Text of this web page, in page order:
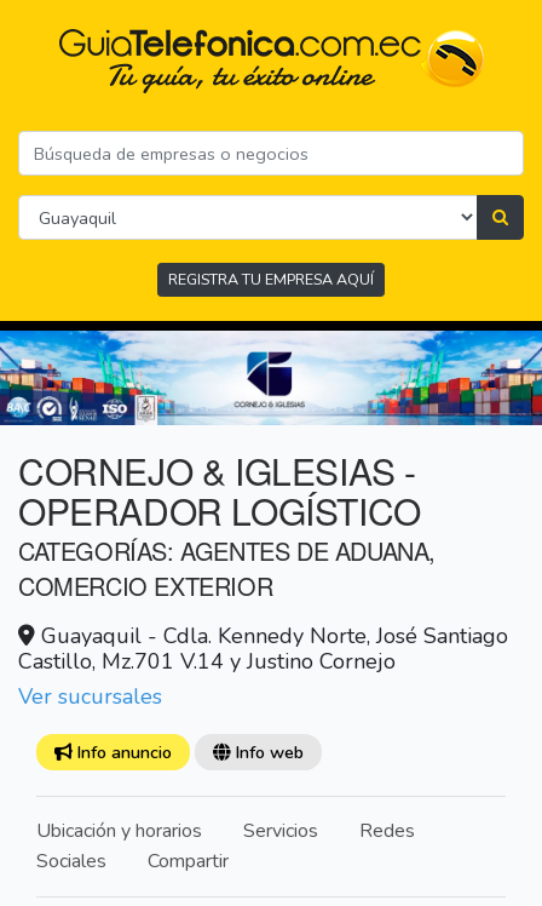
REGISTRA TU EMPRESA AQUÍ
CORNEJO & IGLESIAS -
OPERADOR LOGÍSTICO
CATEGORÍAS: AGENTES DE ADUANA,
COMERCIO EXTERIOR
Guayaquil - Cdla. Kennedy Norte, José Santiago
Castillo, Mz.701 V.14 y Justino Cornejo
Ver sucursales
Info anuncio Info web
Ubicación y horarios Servicios
Redes
Sociales
Compartir